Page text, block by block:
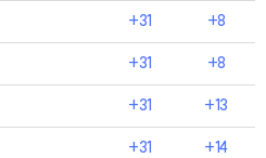
+31 +8
+31 +8
+31 +13
+31 +14